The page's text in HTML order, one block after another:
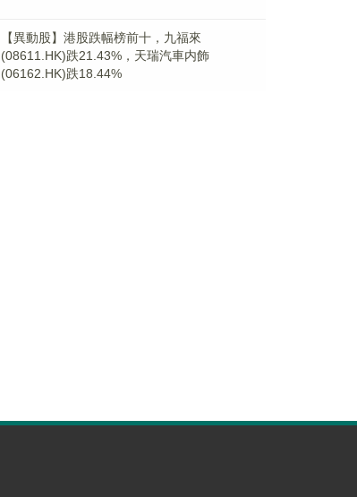
【異動股】港股跌幅榜前十，九福來
(08611.HK)跌21.43%，天瑞汽車内飾
(06162.HK)跌18.44%